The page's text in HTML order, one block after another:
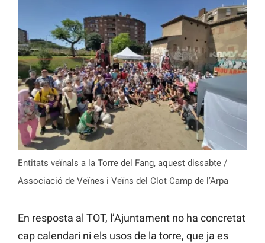
Entitats veïnals a la Torre del Fang, aquest dissabte /
Associació de Veïnes i Veïns del Clot Camp de l’Arpa
En resposta al TOT, l’Ajuntament no ha concretat
cap calendari ni els usos de la torre, que ja es